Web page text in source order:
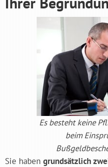
Es besteht keine
beim
Sie haben grundsätzlich